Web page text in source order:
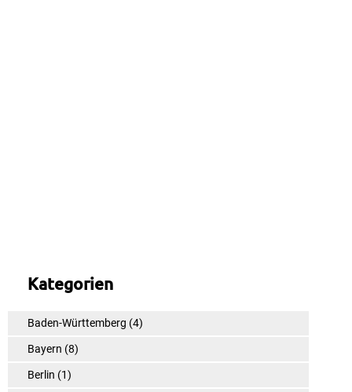
Kategorien
Baden-Württemberg (4)
Bayern (8)
Berlin (1)